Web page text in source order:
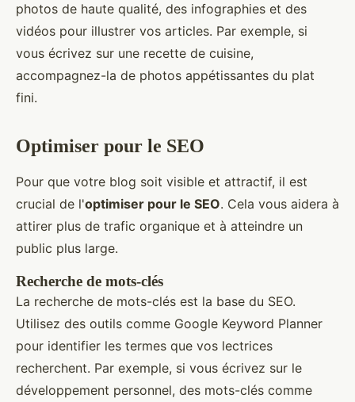
photos de haute qualité, des infographies et des
vidéos pour illustrer vos articles. Par exemple, si
vous écrivez sur une recette de cuisine,
accompagnez-la de photos appétissantes du plat
fini.
Optimiser pour le SEO
Pour que votre blog soit visible et attractif, il est
crucial de l'optimiser pour le SEO. Cela vous aidera à
attirer plus de trafic organique et à atteindre un
public plus large.
Recherche de mots-clés
La recherche de mots-clés est la base du SEO.
Utilisez des outils comme Google Keyword Planner
pour identifier les termes que vos lectrices
recherchent. Par exemple, si vous écrivez sur le
développement personnel, des mots-clés comme